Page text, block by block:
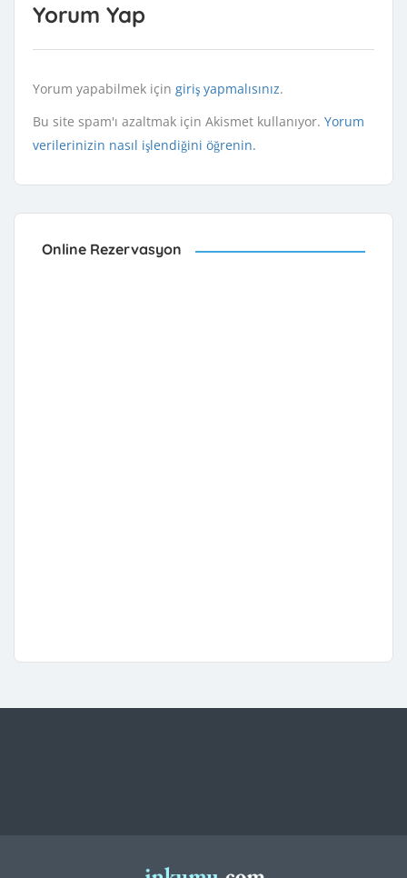
Yorum Yap
Yorum yapabilmek için giriş yapmalısınız.
Bu site spam'ı azaltmak için Akismet kullanıyor. Yorum
verilerinizin nasıl işlendiğini öğrenin.
Online Rezervasyon